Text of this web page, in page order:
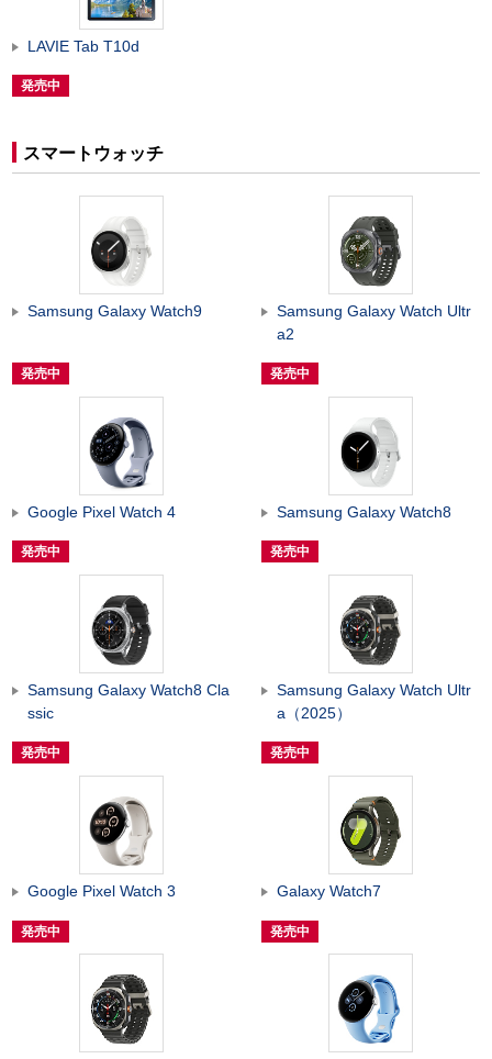
LAVIE Tab T10d
発売中
スマートウォッチ
Samsung Galaxy Watch9
発売中
Samsung Galaxy Watch Ultr
a2
発売中
Google Pixel Watch 4
発売中
Samsung Galaxy Watch8
発売中
Samsung Galaxy Watch8 Cla
ssic
発売中
Samsung Galaxy Watch Ultr
a（2025）
発売中
Google Pixel Watch 3
発売中
Galaxy Watch7
発売中